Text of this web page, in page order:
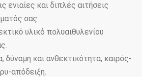
ενιαίες και διπλές αιτήσεις
σας.
υλικό πολυαιθυλενίου
και ανθεκτικότητα, καιρός-
απόδειξη.